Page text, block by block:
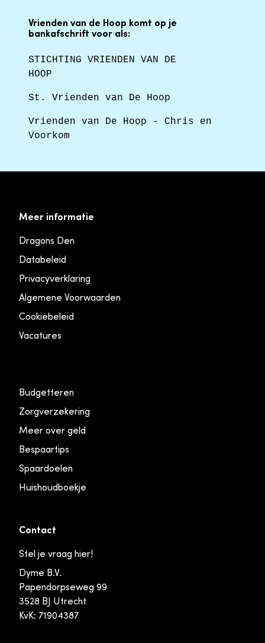
Vrienden van de Hoop komt op je
bankafschrift voor als:
STICHTING VRIENDEN VAN DE
HOOP
St. Vrienden van De Hoop
Vrienden van De Hoop - Chris en
Voorkom
Meer informatie
Dragons Den
Databeleid
Privacyverklaring
Algemene Voorwaarden
Cookiebeleid
Vacatures
Budgetteren
Zorgverzekering
Meer over geld
Bespaartips
Spaardoelen
Huishoudboekje
Contact
Stel je vraag hier!
Dyme B.V.
Papendorpseweg 99
3528 BJ Utrecht
KvK: 71904387